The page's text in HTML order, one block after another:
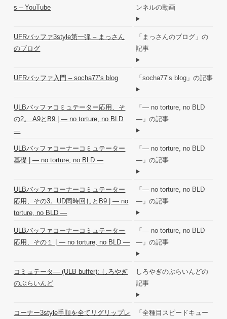
s – YouTube
ンネルの動画
UFRバッファ3style第一弾 – まっさん
のブログ
「まっさんのブログ」の
記事
UFRバッファ入門 – socha77’s blog 「socha77’s blog」の記事
ULBバッファコミュテーター応用、そ
の2。 A9とB9 | ― no torture, no BLD
―
「― no torture, no BLD
―」の記事
ULBバッファコーナーコミュテーター
基礎 | ― no torture, no BLD ―
「― no torture, no BLD
―」の記事
ULBバッファコーナーコミュテーター
応用、その3。UD同時回しとB9 | ― no
torture, no BLD ―
「― no torture, no BLD
―」の記事
ULBバッファコーナーコミュテーター
応用、その１ | ― no torture, no BLD ―
「― no torture, no BLD
―」の記事
コミュテータ― (ULB buffer): しろやぎ
のぶらいんど
しろやぎのぶらいんどの
記事
コーナー3style手順を全てリグリップレ 「全種目スピードキュー